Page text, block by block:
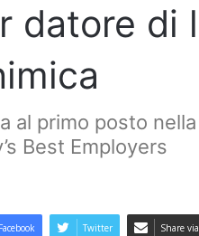
datore di
al primo posto
Best Employers
Facebook Twitter Share